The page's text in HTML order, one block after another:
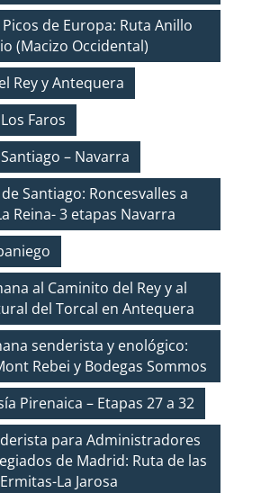
de Europa: Ruta Anillo
(Macizo Occidental)
Rey y Antequera
Faros
– Navarra
Santiago: Roncesvalles a
Reina- 3 etapas Navarra
al Caminito del Rey y al
del Torcal en Antequera
senderista y enológico:
Rebei y Bodegas Sommos
Pirenaica – Etapas 27 a 32
para Administradores
de Madrid: Ruta de las
Ermitas-La Jarosa